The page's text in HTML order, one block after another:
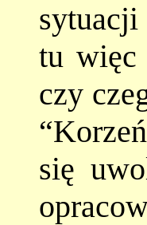
sytuacji
tu więc
czy
się